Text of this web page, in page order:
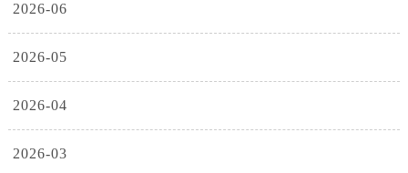
2026-06
2026-05
2026-04
2026-03